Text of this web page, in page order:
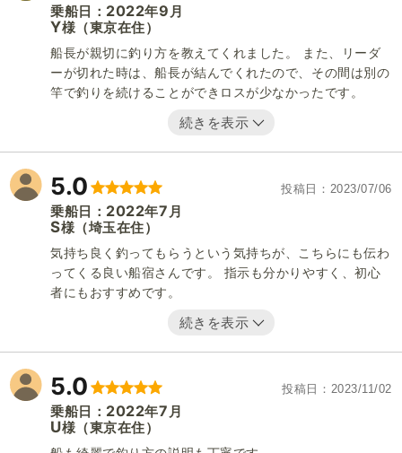
乗船日： 2022年9 月
Y様 （東京在住）
船長が親切に釣り方を教えてくれました。 また、リーダ
ーが切れた時は、船長が結んでくれたので、その間は別の
竿で釣りを続けることができロスが少なかったです。
続きを表示
5.0 投稿日 2023/07/06
乗船日： 2022年7 月
S様 （埼玉在住）
気持ち良く釣ってもらうという気持ちが、こちらにも伝わ
ってくる良い船宿さんです。 指示も分かりやすく、初心
者にもおすすめです。
続きを表示
5.0 投稿日 2023/11/02
乗船日： 2022年7 月
U様 （東京在住）